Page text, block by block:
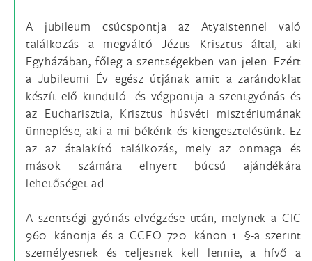
A jubileum csúcspontja az Atyaistennel való
találkozás a megváltó Jézus Krisztus által, aki
Egyházában, főleg a szentségekben van jelen. Ezért
a Jubileumi Év egész útjának amit a zarándoklat
készít elő kiinduló- és végpontja a szentgyónás és
az Eucharisztia, Krisztus húsvéti misztériumának
ünneplése, aki a mi békénk és kiengesztelésünk. Ez
az az átalakító találkozás, mely az önmaga és
mások számára elnyert búcsú ajándékára
lehetőséget ad.
A szentségi gyónás elvégzése után, melynek a CIC
960. kánonja és a CCEO 720. kánon 1. §-a szerint
személyesnek és teljesnek kell lennie, a hívő a